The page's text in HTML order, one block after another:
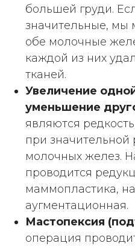
большей груди.
значительные,
обе молочные
каждой из них
тканей.
Увеличение
уменьшение
являются
при
молочных желез.
проводится
маммопластика,
аугментационная.
Мастопексия
операция